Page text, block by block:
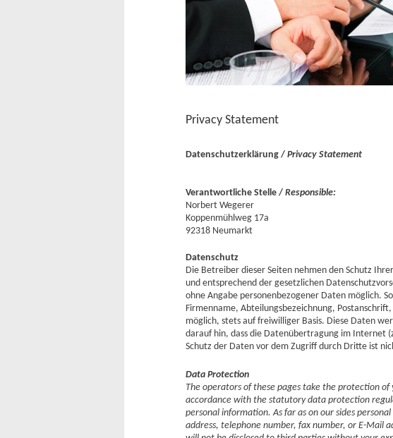
Privacy Statement
Datenschutzerklärung / Privacy Statement
Verantwortliche Stelle / Responsible:
Norbert Wegerer
Koppenmühlweg 17a
92318 Neumarkt
Datenschutz
Die Betreiber dieser Seiten nehmen den Schutz
und entsprechend der gesetzlichen
ohne Angabe personenbezogener Daten möglich.
Firmenname, Abteilungsbezeichnung,
möglich, stets auf freiwilliger Basis. Diese Daten
darauf hin, dass die Datenübertragung im Internet
Schutz der Daten vor dem Zugriff durch Dritte ist
Data Protection
The operators of these pages take the protection
accordance with the statutory data protection
personal information. As far as on our sides
address, telephone number, fax number, or E-Mail